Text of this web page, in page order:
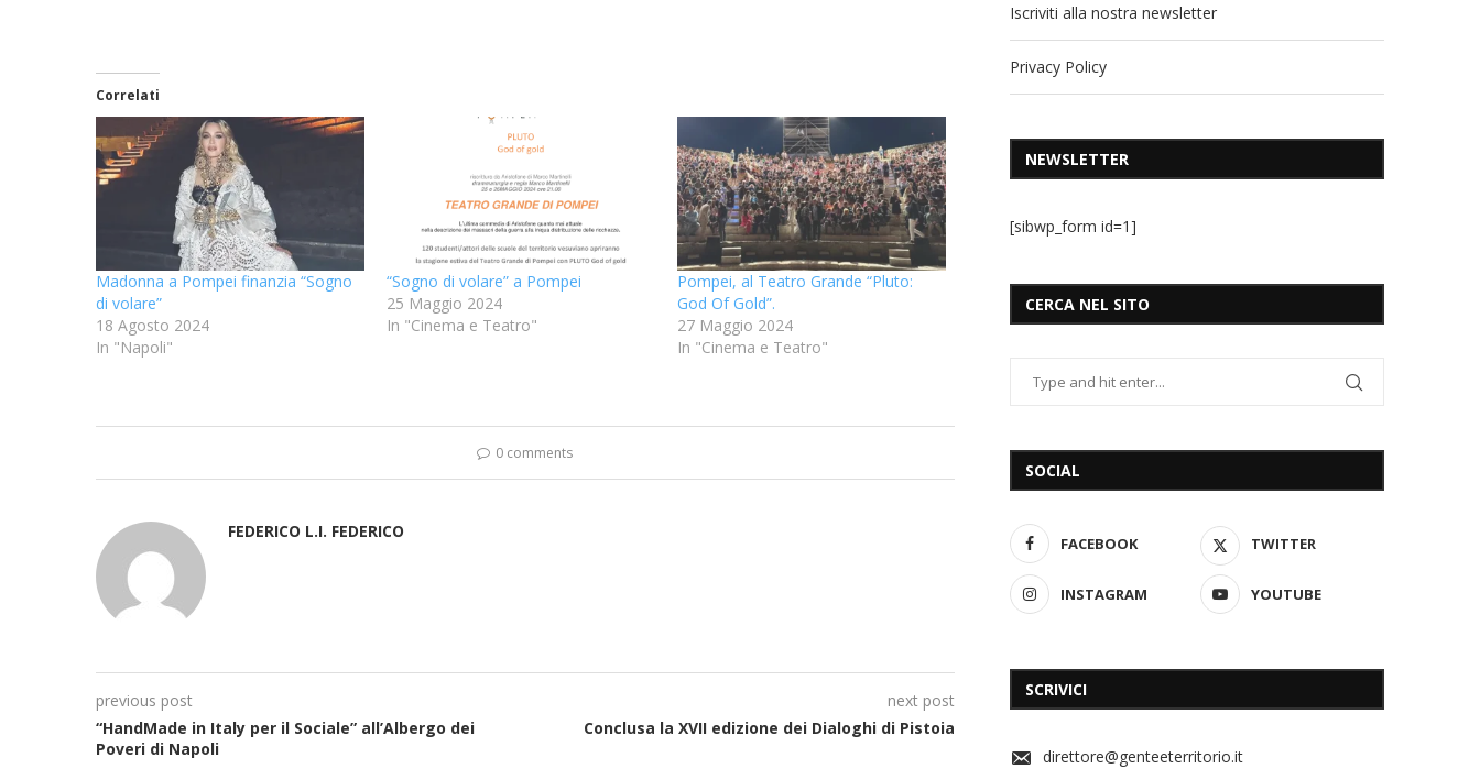
Correlati
Madonna a Pompei finanzia “Sogno
di volare”
18 Agosto 2024
In "Napoli"
“Sogno di volare” a Pompei
25 Maggio 2024
In "Cinema e Teatro"
Pompei, al Teatro Grande “Pluto:
God Of Gold”.
27 Maggio 2024
In "Cinema e Teatro"
0 comments
FEDERICO L.I. FEDERICO
previous post
“HandMade in Italy per il Sociale” all’Albergo dei
Poveri di Napoli
next post
Conclusa la XVII edizione dei Dialoghi di Pistoia
Iscriviti alla nostra newsletter
Privacy Policy
NEWSLETTER
[sibwp_form id=1]
CERCA NEL SITO
SOCIAL
FACEBOOK TWITTER
INSTAGRAM YOUTUBE
SCRIVICI
direttore@genteeterritorio.it